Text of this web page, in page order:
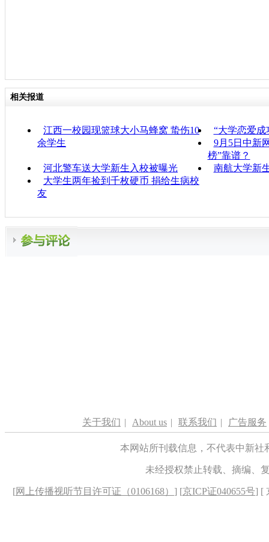
相关报道
江西一校园现篮球大小马蜂窝 蛰伤10
余学生
“大学恋爱成
9月5日中新
榜”靠谱？
河北警车送大学新生入校被曝光
南航大学新
大学生两年捡到千枚硬币 捐给生病校
友
关于我们 | About us | 联系我们 | 广告服务
本网站所刊载信息，不代表中新
未经授权禁止转载、摘编、
[网上传播视听节目许可证（0106168） ] [京ICP证040655号] [